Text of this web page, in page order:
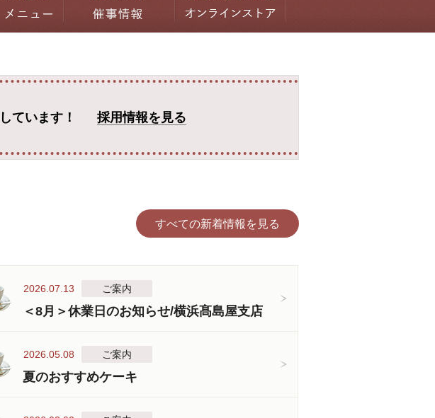
ています！ 採用情報を見る
すべての新着情報を見る
2026.07.13 ご案内
＜8月＞休業日のお知らせ/横浜髙島屋支店
2026.05.08 ご案内
夏のおすすめケーキ